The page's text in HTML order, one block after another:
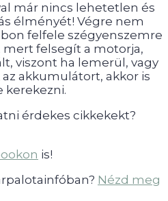
már nincs lehetetlen és
élményét! Végre nem
felfele szégyenszemre
felsegít a motorja,
viszont ha lemerül, vagy
akkumulátort, akkor is
kerekezni.
érdekes cikkekekt?
is!
Nézd meg